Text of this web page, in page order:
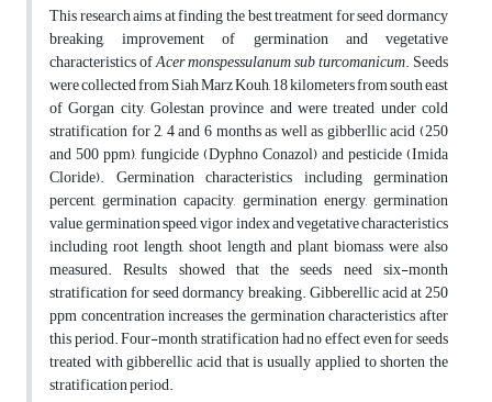
This research aims at finding the best treatment for seed dormancy
breaking, improvement of germination and vegetative
characteristics ofAcermonspessulanumsubturcomanicum. Seeds
were collected from Siah Marz Kouh, 18 kilometers from south east
of Gorgan city, Golestan province and were treated under cold
stratification for 2, 4 and 6 months as well as gibberllic acid (250
and 500 ppm), fungicide (Dyphno Conazol) and pesticide (Imida
Cloride). Germination characteristics including germination
percent, germination capacity, germination energy, germination
value, germination speed, vigor index and vegetative characteristics
including root length, shoot length and plant biomass were also
measured. Results showed that the seeds need six-month
stratification for seed dormancy breaking. Gibberellic acid at 250
ppm concentration increases the germination characteristics after
this period. Four-month stratification had no effect even for seeds
treated with gibberellic acid that is usually applied to shorten the
stratification period.